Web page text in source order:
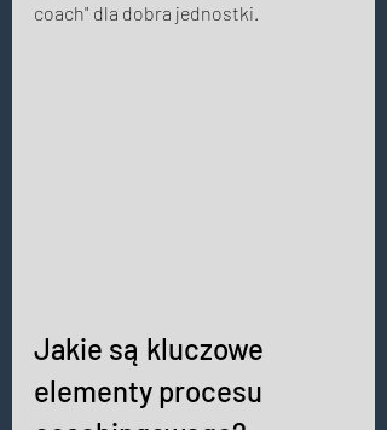
coach" dla dobra jednostki.
Jakie są kluczowe
elementy procesu